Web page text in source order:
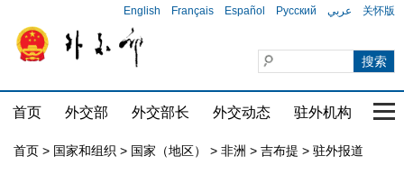
English Français Español Русский عربي 关怀版
首页 外交部 外交部长 外交动态 驻外机构 国
首页 > 国家和组织 > 国家（地区） > 非洲 > 吉布提 > 驻外报道